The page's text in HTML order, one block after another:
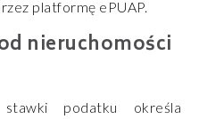
platformę ePUAP.
nieruchomości
stawki podatku określa